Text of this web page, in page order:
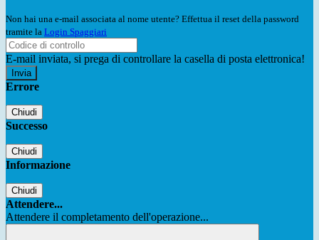
Non hai una e-mail associata al nome utente? Effettua il reset della password
tramite la Login Spaggiari
E-mail inviata, si prega di controllare la casella di posta elettronica!
Errore
Chiudi
Successo
Chiudi
Informazione
Chiudi
Attendere...
Attendere il completamento dell'operazione...